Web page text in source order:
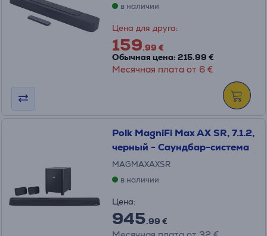
в наличии
Цена для друга:
159.99 €
Обычная цена: 215.99 €
Месячная плата от 6 €
Polk MagniFi Max AX SR, 7.1.2,
черный - Саундбар-система
MAGMAXAXSR
в наличии
Цена:
945.99 €